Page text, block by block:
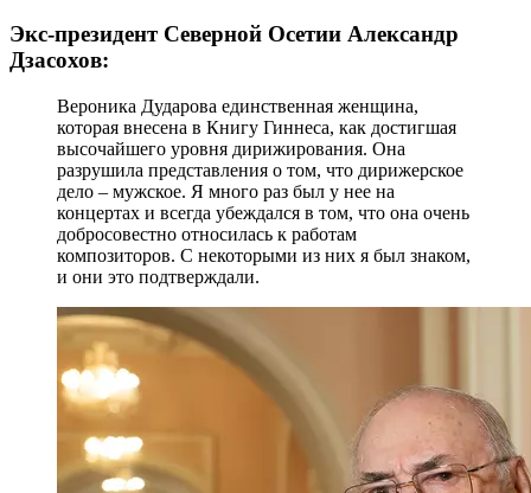
Экс-президент Северной Осетии Александр
Дзасохов:
Вероника Дударова единственная женщина,
которая внесена в Книгу Гиннеса, как достигшая
высочайшего уровня дирижирования. Она
разрушила представления о том, что дирижерское
дело – мужское. Я много раз был у нее на
концертах и всегда убеждался в том, что она очень
добросовестно относилась к работам
композиторов. С некоторыми из них я был знаком,
и они это подтверждали.